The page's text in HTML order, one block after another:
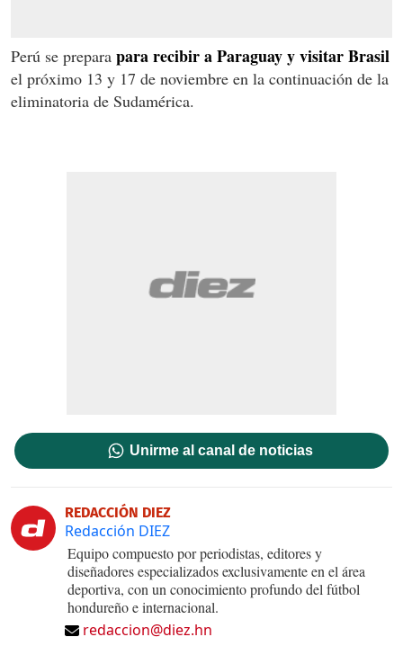
Perú se prepara para recibir a Paraguay y visitar Brasil
el próximo 13 y 17 de noviembre en la continuación de la
eliminatoria de Sudamérica.
Unirme al canal de noticias
REDACCIÓN DIEZ
Redacción DIEZ
Equipo compuesto por periodistas, editores y
diseñadores especializados exclusivamente en el área
deportiva, con un conocimiento profundo del fútbol
hondureño e internacional.
redaccion@diez.hn